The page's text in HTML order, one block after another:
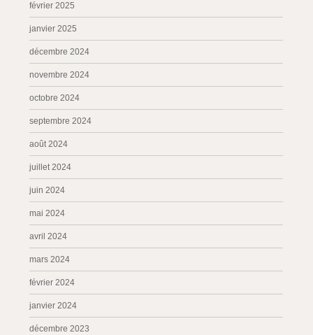
février 2025
janvier 2025
décembre 2024
novembre 2024
octobre 2024
septembre 2024
août 2024
juillet 2024
juin 2024
mai 2024
avril 2024
mars 2024
février 2024
janvier 2024
décembre 2023